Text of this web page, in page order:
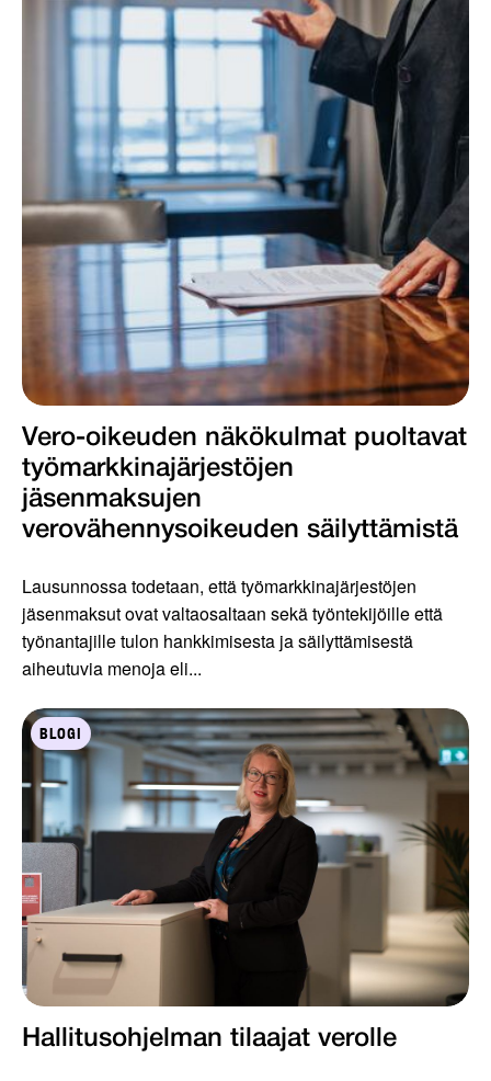
Vero-oikeuden näkökulmat puoltavat
työmarkkinajärjestöjen
jäsenmaksujen
verovähennysoikeuden säilyttämistä
Lausunnossa todetaan, että työmarkkinajärjestöjen
jäsenmaksut ovat valtaosaltaan sekä työntekijöille että
työnantajille tulon hankkimisesta ja säilyttämisestä
aiheutuvia menoja eli...
BLOGI
Hallitusohjelman tilaajat verolle